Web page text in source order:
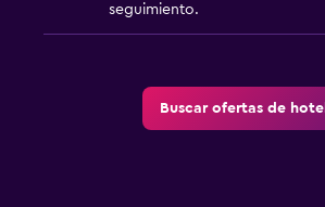
seguimiento.
Buscar ofertas de hotel